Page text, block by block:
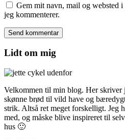
Gem mit navn, mail og websted
jeg kommenterer.
Lidt om mig
Velkommen til min blog. Her
skønne brød til vild have og
strik. Altså ret meget forskelligt. Jeg
med, og måske blive inspireret til
hus 🙂